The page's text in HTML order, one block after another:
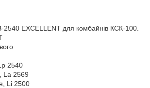
2540 EXCELLENT для комбайнів КСК-100.
2540
La 2569
Li 2500